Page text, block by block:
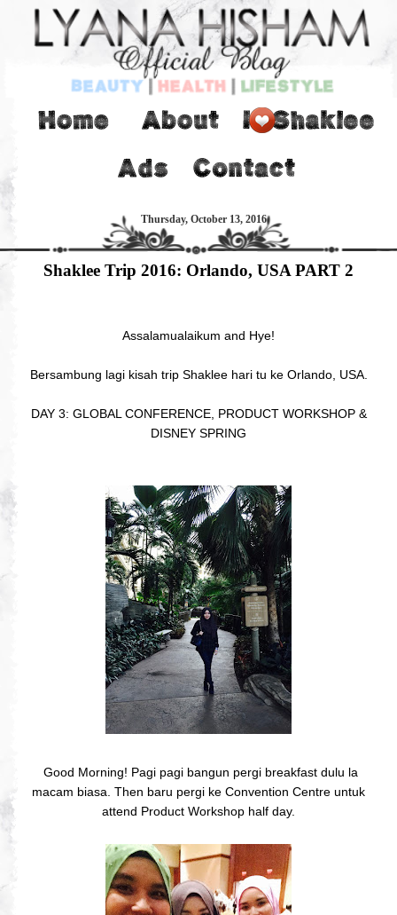
Thursday, October 13, 2016
Shaklee Trip 2016: Orlando, USA PART 2
Assalamualaikum and Hye!
Bersambung lagi kisah trip Shaklee hari tu ke Orlando, USA.
DAY 3: GLOBAL CONFERENCE, PRODUCT WORKSHOP &
DISNEY SPRING
Good Morning! Pagi pagi bangun pergi breakfast dulu la
macam biasa. Then baru pergi ke Convention Centre untuk
attend Product Workshop half day.